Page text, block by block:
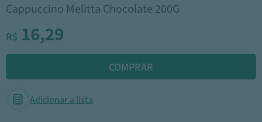
Cappuccino Melitta Chocolate 200G
R$ 16,29
Adicionar a lista